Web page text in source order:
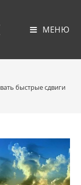
МЕНЮ
быстрые сдвиги